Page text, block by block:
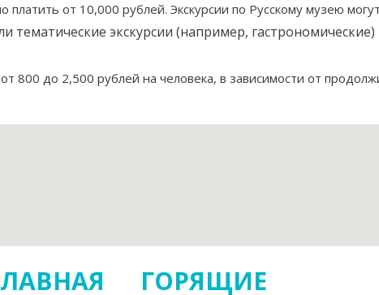
от 10,000 рублей. Экскурсии по Русскому музею
тематические экскурсии (например, гастрономические)
800 до 2,500 рублей на человека, в зависимости от
ГОРЯЩИЕ